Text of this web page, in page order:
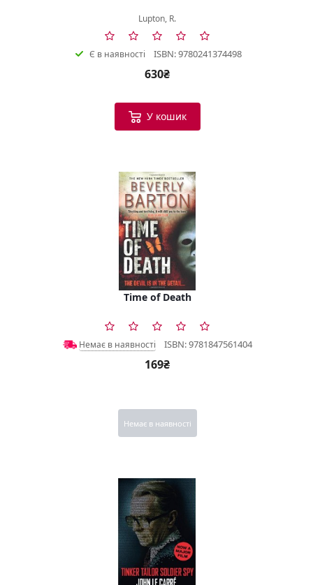
Lupton, R.
Є в наявності ISBN: 9780241374498
630₴
У кошик
Time of Death
Немає в наявності ISBN: 9781847561404
169₴
Немає в наявності